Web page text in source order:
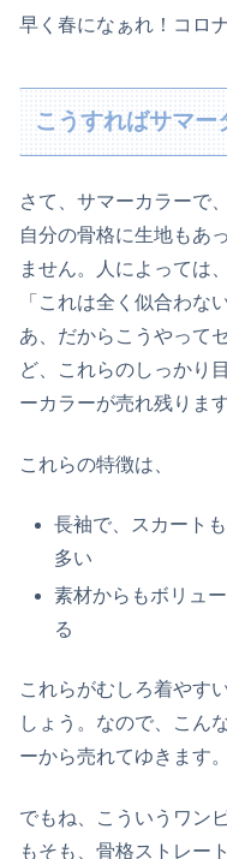
早く春になぁれ！コロ
こうすればサマー
さて、サマーカラーで
自分の骨格に生地もあ
ません。人によっては、
「これは全く似合わな
あ、だからこうやって
ど、これらのしっかり
ーカラーが売れ残ります
これらの特徴は、
長袖で、スカート
多い
素材からもボリュ
る
これらがむしろ着やす
しょう。なので、こん
ーから売れてゆきます。
でもね、こういうワン
もそも、骨格ストレー